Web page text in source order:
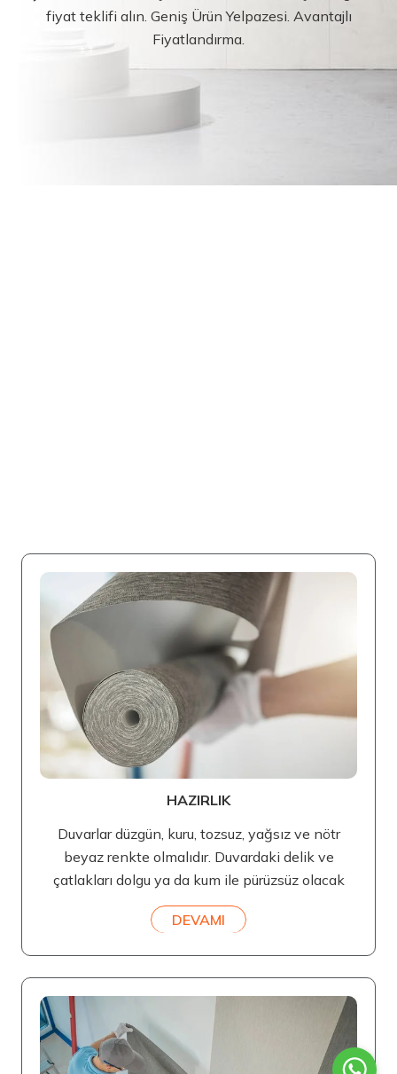
fiyat teklifi alın. Geniş Ürün Yelpazesi. Avantajlı
Fiyatlandırma.
HAZIRLIK
Duvarlar düzgün, kuru, tozsuz, yağsız ve nötr
beyaz renkte olmalıdır. Duvardaki delik ve
çatlakları dolgu ya da kum ile pürüzsüz olacak
DEVAMI